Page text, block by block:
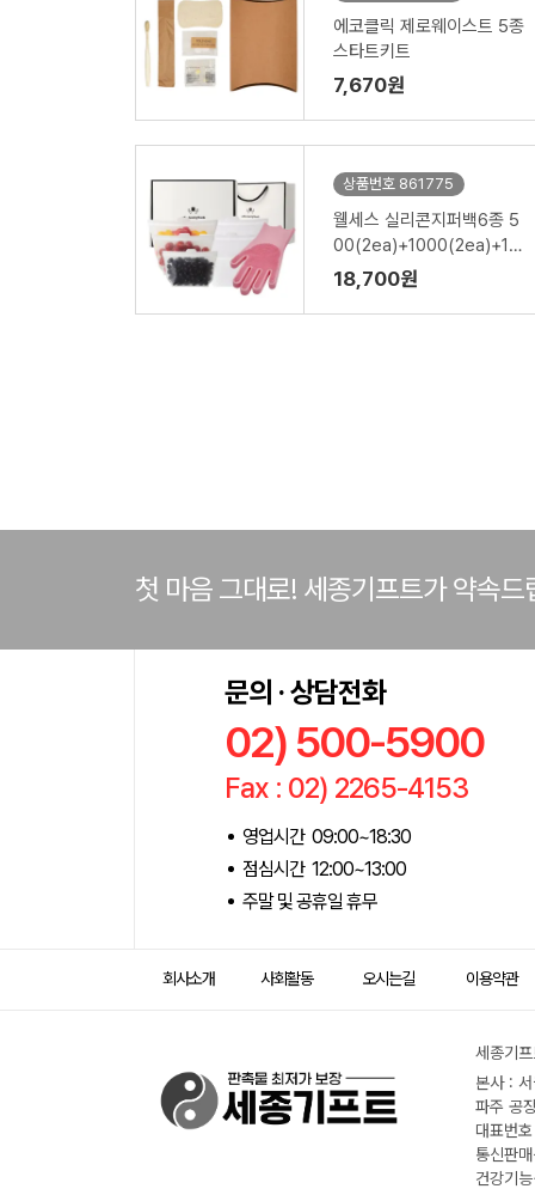
에코클릭 제로웨이스트 5종
스타트키트
7,670원
상품번호 861775
웰세스 실리콘지퍼백6종 5
00(2ea)+1000(2ea)+15
00ml(2ea)+실리콘 브러
시 설거지 수세미 일체형 고
무장갑 1P 세트
18,700원
첫 마음 그대로! 세종기프트가 약속드
문의 · 상담전화
02) 500-5900
Fax : 02) 2265-4153
영업시간 09:00~18:30
점심시간 12:00~13:00
주말 및 공휴일 휴무
회사소개 사회활동 오시는길 이용약관
세종기
본사 :
파주 공
대표번
통신판
건강기